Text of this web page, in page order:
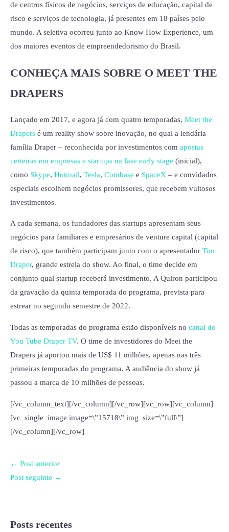
de centros físicos de negócios, serviços de educação, capital de
risco e serviços de tecnologia, já presentes em 18 países pelo
mundo. A seletiva ocorreu junto ao Know How Experience, um
dos maiores eventos de empreendedorismo do Brasil.
CONHEÇA MAIS SOBRE O MEET THE
DRAPERS
Lançado em 2017, e agora já com quatro temporadas, Meet the
Drapers é um reality show sobre inovação, no qual a lendária
família Draper – reconhecida por investimentos com apostas
certeiras em empresas e startups na fase early stage (inicial),
como Skype, Hotmail, Tesla, Coinbase e SpaceX – e convidados
especiais escolhem negócios promissores, que recebem vultosos
investimentos.
A cada semana, os fundadores das startups apresentam seus
negócios para familiares e empresários de venture capital (capital
de risco), que também participam junto com o apresentador Tim
Draper, grande estrela do show. Ao final, o time decide em
conjunto qual startup receberá investimento. A Quiron participou
da gravação da quinta temporada do programa, prevista para
estrear no segundo semestre de 2022.
Todas as temporadas do programa estão disponíveis no canal do
You Tube Draper TV. O time de investidores do Meet the
Drapers já aportou mais de US$ 11 milhões, apenas nas três
primeiras temporadas do programa. A audiência do show já
passou a marca de 10 milhões de pessoas.
[/vc_column_text][/vc_column][/vc_row][vc_row][vc_column]
[vc_single_image image=\”15718\” img_size=\”full\”]
[/vc_column][/vc_row]
← Post anterior
Post seguinte →
Posts recentes